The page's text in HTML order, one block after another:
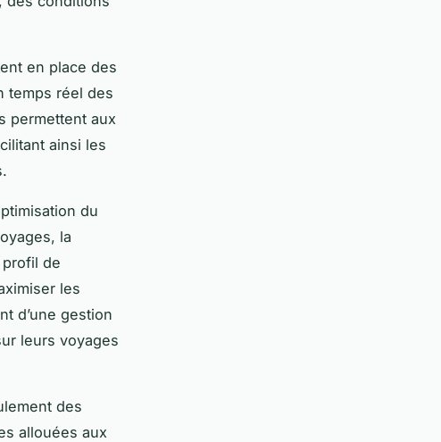
en place des
temps réel des
permettent aux
ainsi les
du
la
profil de
les
d’une gestion
leurs voyages
des
allouées aux